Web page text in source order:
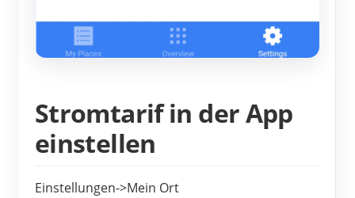
Stromtarif in der App
einstellen
Einstellungen->Mein Ort